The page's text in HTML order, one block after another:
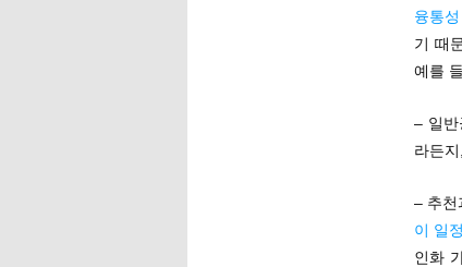
융통
기 때
예를
– 일반
라든
– 추천
이 일
인화